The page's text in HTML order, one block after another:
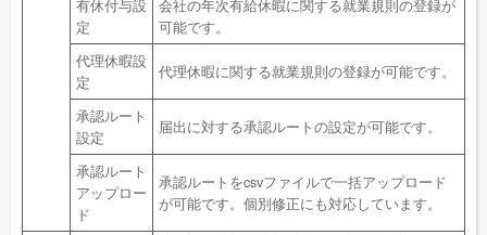
有休付与設
定
会社の年次有給休暇に関する就業規則の登録が
可能です。
代理休暇設
定
代理休暇に関する就業規則の登録が可能です。
承認ルート
設定
届出に対する承認ルートの設定が可能です。
承認ルート
アップロー
ド
承認ルートをcsvファイルで一括アップロード
が可能です。個別修正にも対応しています。